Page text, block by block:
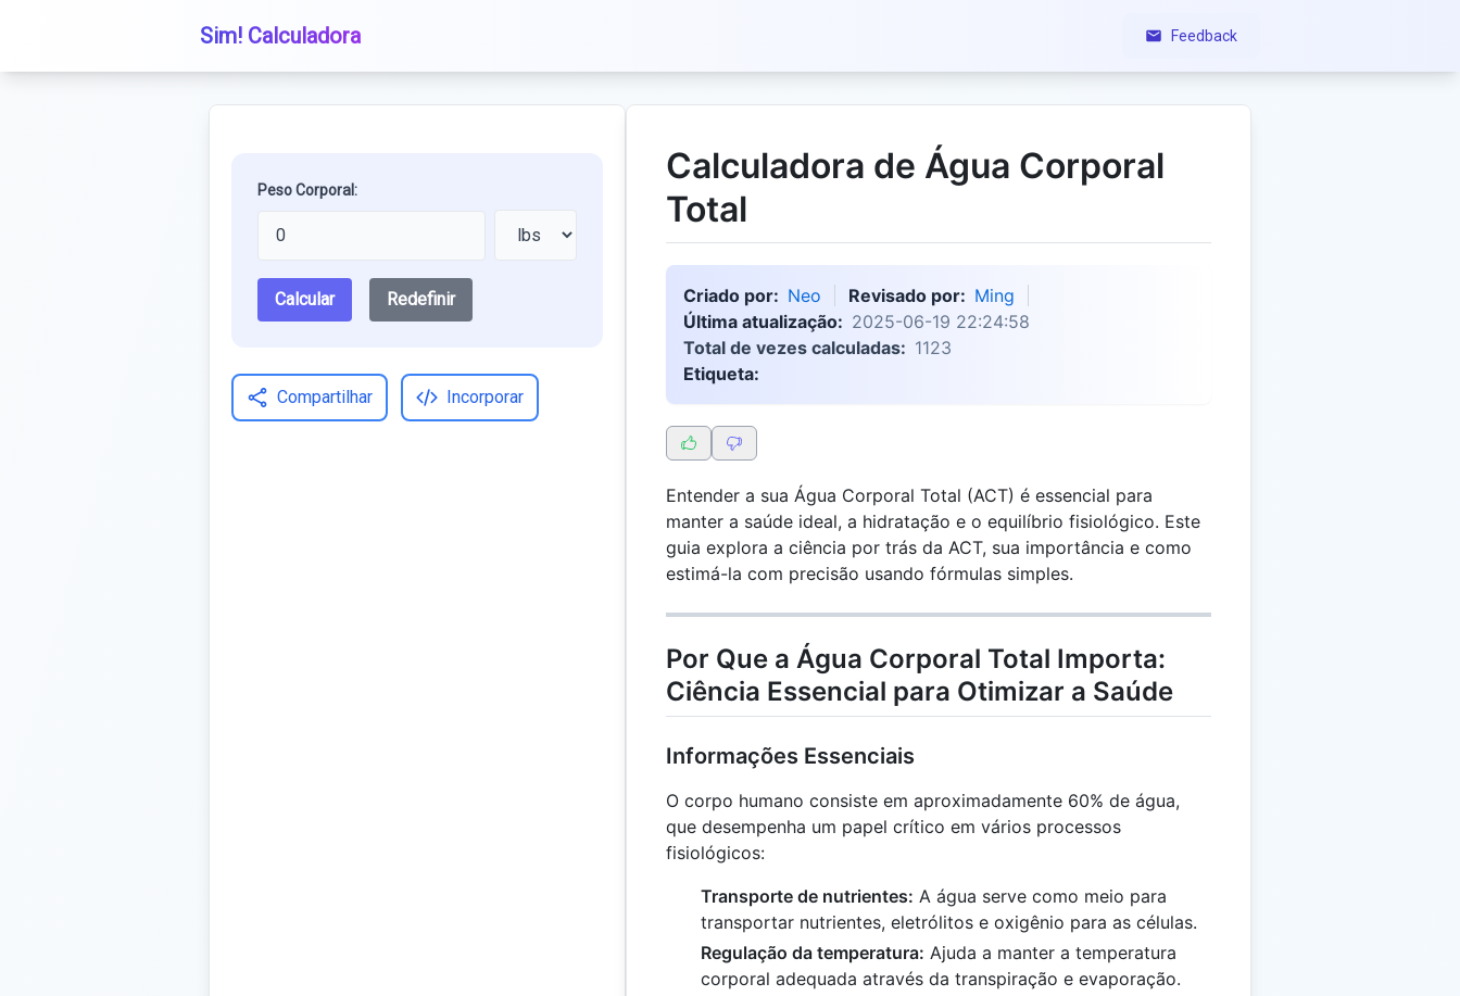
Sim! Calculadora Feedback
Peso Corporal:
Calcular Redefinir
Compartilhar Incorporar
Calculadora de Água Corporal
Total
Criado por: Neo Revisado por: Ming
Última atualização: 2025-06-19 22:24:58
Total de vezes calculadas: 1123
Etiqueta:
Entender a sua Água Corporal Total (ACT) é essencial para
manter a saúde ideal, a hidratação e o equilíbrio fisiológico. Este
guia explora a ciência por trás da ACT, sua importância e como
estimá-la com precisão usando fórmulas simples.
Por Que a Água Corporal Total Importa:
Ciência Essencial para Otimizar a Saúde
Informações Essenciais
O corpo humano consiste em aproximadamente 60% de água,
que desempenha um papel crítico em vários processos
fisiológicos:
Transporte de nutrientes: A água serve como meio para
transportar nutrientes, eletrólitos e oxigênio para as células.
Regulação da temperatura: Ajuda a manter a temperatura
corporal adequada através da transpiração e evaporação.